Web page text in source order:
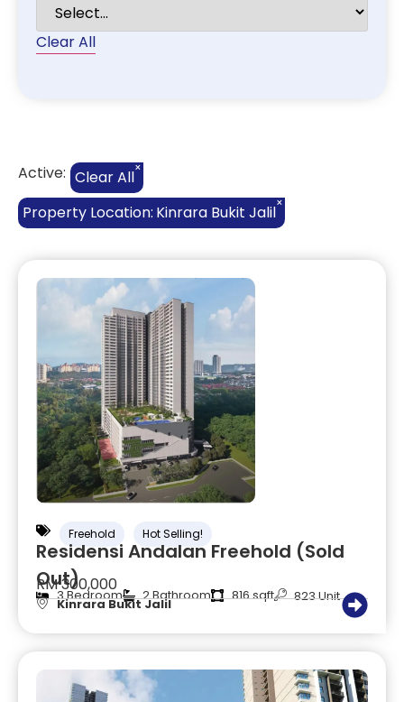
Clear All
Active: Clear All×
Property Location: Kinrara Bukit Jalil×
Freehold Hot Selling!
Residensi Andalan Freehold (Sold
Out)
RM 300,000
3 Bedroom 2 Bathroom 816 sqft 823 Unit
Kinrara Bukit Jalil